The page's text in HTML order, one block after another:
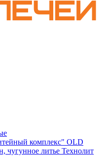
комплекс" OLD
чугунное литье Технолит